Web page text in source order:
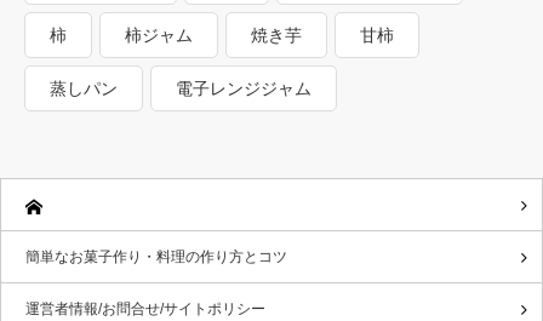
柿 柿ジャム 焼き芋 甘柿
蒸しパン 電子レンジジャム
簡単なお菓子作り・料理の作り方とコツ
運営者情報/お問合せ/サイトポリシー